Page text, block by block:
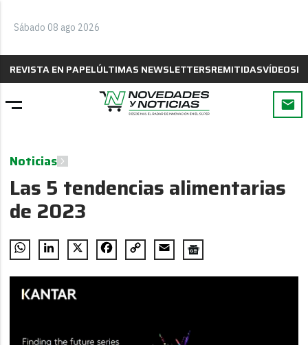
Sábado 08 ago 2026
REVISTA EN PAPELÚLTIMAS NEWSLETTERSREMITIDASVÍDEOS
Noticias
Las 5 tendencias alimentarias
de 2023
WhatsAppLinkedIn
X FacebookCopy
Email